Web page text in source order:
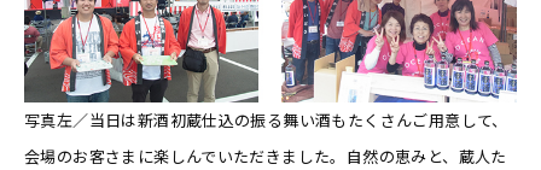
写真左／当日は新酒初蔵仕込の振る舞い酒もたくさんご用意して、
会場のお客さまに楽しんでいただきました。自然の恵みと、蔵人た